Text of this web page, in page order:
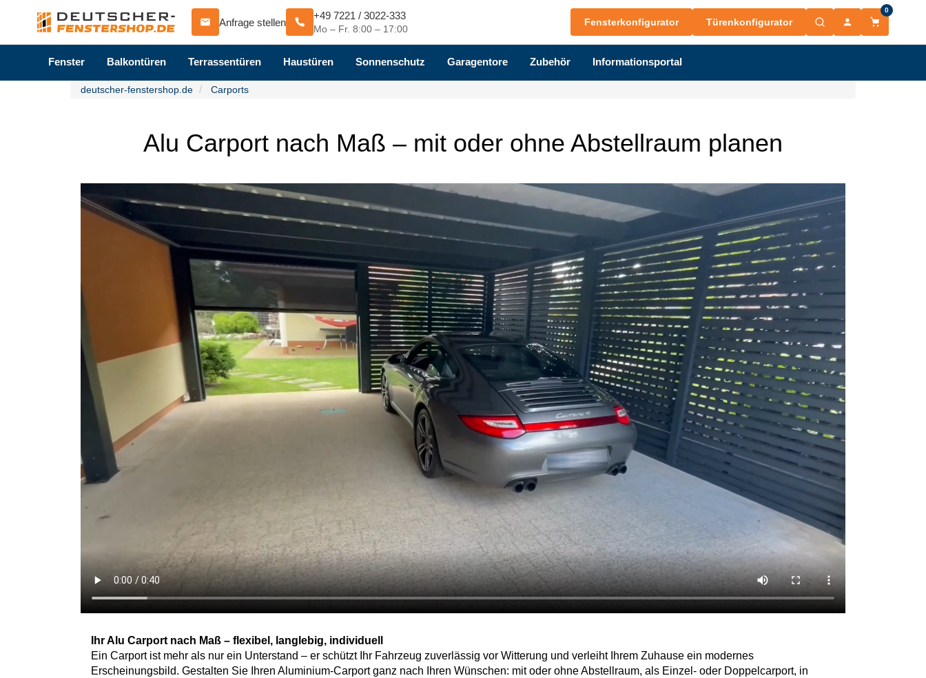
Anfrage stellen
+49 7221 / 3022-333
Mo – Fr. 8:00 – 17:00
Fensterkonfigurator Türenkonfigurator
0
Fenster Balkontüren Terrassentüren Haustüren Sonnenschutz Garagentore Zubehör Informationsportal
deutscher-fenstershop.de Carports
Alu Carport nach Maß – mit oder ohne Abstellraum planen
Ihr Alu Carport nach Maß – flexibel, langlebig, individuell
Ein Carport ist mehr als nur ein Unterstand – er schützt Ihr Fahrzeug zuverlässig vor Witterung und verleiht Ihrem Zuhause ein modernes
Erscheinungsbild. Gestalten Sie Ihren Aluminium-Carport ganz nach Ihren Wünschen: mit oder ohne Abstellraum, als Einzel- oder Doppelcarport, in